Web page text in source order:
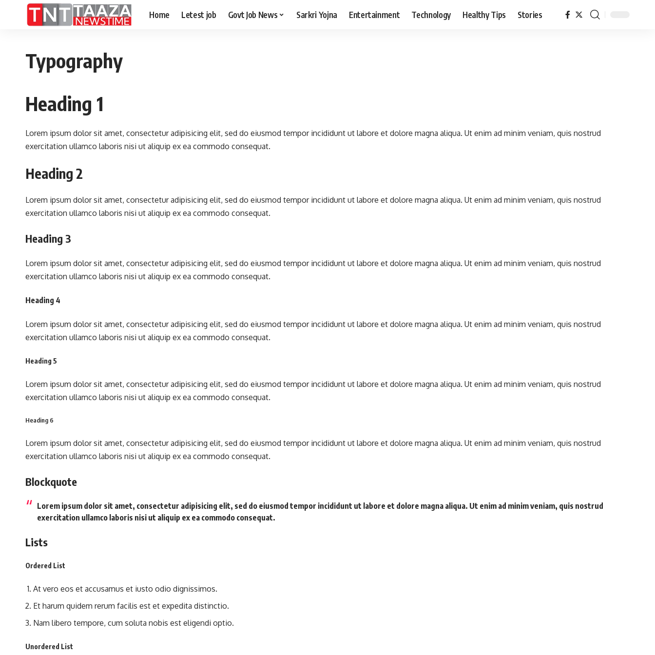
Home Letest job Govt Job News Sarkri Yojna Entertainment Technology Healthy Tips Stories
Typography
Heading 1
Lorem ipsum dolor sit amet, consectetur adipisicing elit, sed do eiusmod tempor incididunt ut labore et dolore magna aliqua. Ut enim ad minim veniam, quis nostrud
exercitation ullamco laboris nisi ut aliquip ex ea commodo consequat.
Heading 2
Lorem ipsum dolor sit amet, consectetur adipisicing elit, sed do eiusmod tempor incididunt ut labore et dolore magna aliqua. Ut enim ad minim veniam, quis nostrud
exercitation ullamco laboris nisi ut aliquip ex ea commodo consequat.
Heading 3
Lorem ipsum dolor sit amet, consectetur adipisicing elit, sed do eiusmod tempor incididunt ut labore et dolore magna aliqua. Ut enim ad minim veniam, quis nostrud
exercitation ullamco laboris nisi ut aliquip ex ea commodo consequat.
Heading 4
Lorem ipsum dolor sit amet, consectetur adipisicing elit, sed do eiusmod tempor incididunt ut labore et dolore magna aliqua. Ut enim ad minim veniam, quis nostrud
exercitation ullamco laboris nisi ut aliquip ex ea commodo consequat.
Heading 5
Lorem ipsum dolor sit amet, consectetur adipisicing elit, sed do eiusmod tempor incididunt ut labore et dolore magna aliqua. Ut enim ad minim veniam, quis nostrud
exercitation ullamco laboris nisi ut aliquip ex ea commodo consequat.
Heading 6
Lorem ipsum dolor sit amet, consectetur adipisicing elit, sed do eiusmod tempor incididunt ut labore et dolore magna aliqua. Ut enim ad minim veniam, quis nostrud
exercitation ullamco laboris nisi ut aliquip ex ea commodo consequat.
Blockquote
Lorem ipsum dolor sit amet, consectetur adipisicing elit, sed do eiusmod tempor incididunt ut labore et dolore magna aliqua. Ut enim ad minim veniam, quis nostrud
exercitation ullamco laboris nisi ut aliquip ex ea commodo consequat.
Lists
Ordered List
At vero eos et accusamus et iusto odio dignissimos.
Et harum quidem rerum facilis est et expedita distinctio.
Nam libero tempore, cum soluta nobis est eligendi optio.
Unordered List